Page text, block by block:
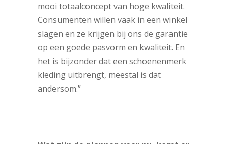
mooi totaalconcept van hoge kwaliteit.
Consumenten willen vaak in een winkel
slagen en ze krijgen bij ons de garantie
op een goede pasvorm en kwaliteit. En
het is bijzonder dat een schoenenmerk
kleding uitbrengt, meestal is dat
andersom.”